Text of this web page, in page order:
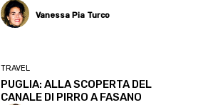
Vanessa Pia Turco
TRAVEL
PUGLIA: ALLA SCOPERTA DEL
CANALE DI PIRRO A FASANO